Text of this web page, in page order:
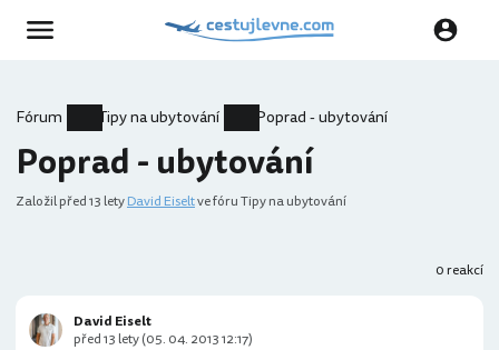
Fórum Tipy na ubytování Poprad - ubytování
Poprad - ubytování
Založilpřed 13 letyDavid Eiseltve fóru Tipy na ubytování
0 reakcí
David Eiselt
před 13 lety (05. 04. 2013 12:17)